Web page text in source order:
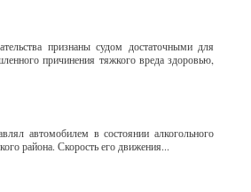
признаны судом достаточными для
причинения тяжкого вреда здоровью,
автомобилем в состоянии алкогольного
района. Скорость его движения...